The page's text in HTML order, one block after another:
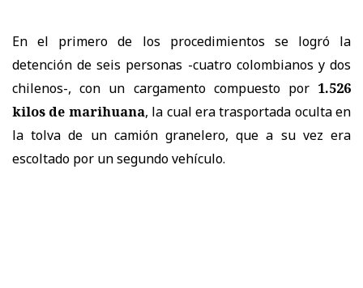
En el primero de los procedimientos se logró la
detención de seis personas -cuatro colombianos y dos
chilenos-, con un cargamento compuesto por 1.526
kilos de marihuana, la cual era trasportada oculta en
la tolva de un camión granelero, que a su vez era
escoltado por un segundo vehículo.